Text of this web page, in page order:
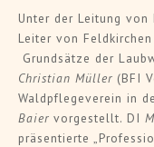
Unter der Leitung von
Leiter von Feldkirchen
Grundsätze der
Christian Müller (BFI
Waldpflegeverein in
Baier vorgestellt. DI
präsentierte